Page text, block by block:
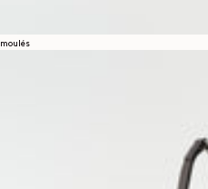
moulés